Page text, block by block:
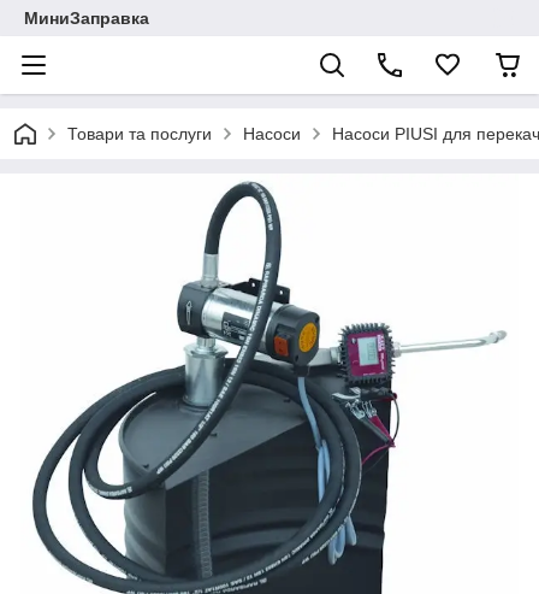
МиниЗаправка
Товари та послуги Насоси Насоси PIUSI для